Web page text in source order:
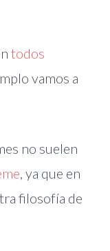
todos
vamos a
no suelen
, ya que en
filosofía de